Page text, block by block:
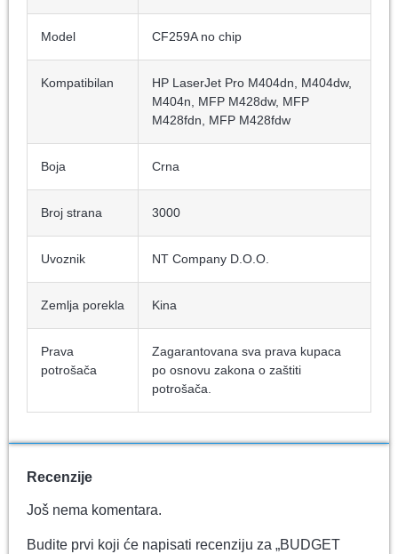
Model CF259A no chip
Kompatibilan
HP LaserJet Pro M404dn, M404dw,
M404n, MFP M428dw, MFP
M428fdn, MFP M428fdw
Boja Crna
Broj strana 3000
Uvoznik NT Company D.O.O.
Zemlja porekla Kina
Prava
potrošača
Zagarantovana sva prava kupaca
po osnovu zakona o zaštiti
potrošača.
Recenzije
Još nema komentara.
Budite prvi koji će napisati recenziju za „BUDGET